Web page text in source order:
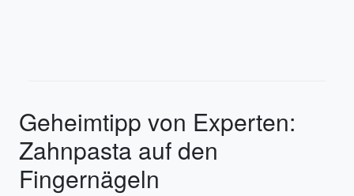
Geheimtipp von Experten:
Zahnpasta auf den
Fingernägeln